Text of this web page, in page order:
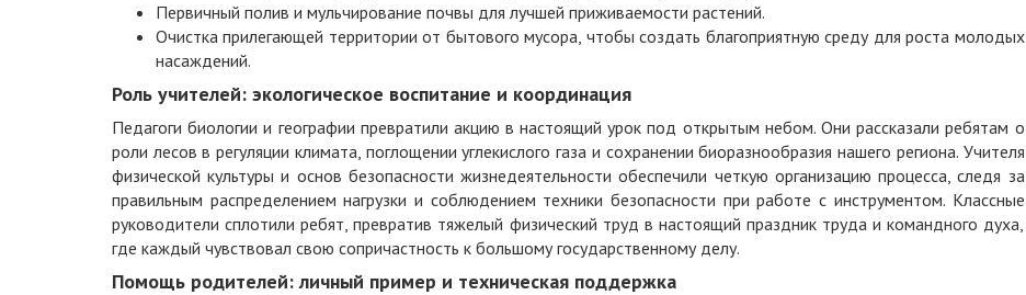
Первичный полив и мульчирование почвы для лучшей приживаемости растений.
Очистка прилегающей территории от бытового мусора, чтобы создать благоприятную среду для роста молодых
насаждений.
Роль учителей: экологическое воспитание и координация
Педагоги биологии и географии превратили акцию в настоящий урок под открытым небом. Они рассказали ребятам о
роли лесов в регуляции климата, поглощении углекислого газа и сохранении биоразнообразия нашего региона. Учителя
физической культуры и основ безопасности жизнедеятельности обеспечили четкую организацию процесса, следя за
правильным распределением нагрузки и соблюдением техники безопасности при работе с инструментом. Классные
руководители сплотили ребят, превратив тяжелый физический труд в настоящий праздник труда и командного духа,
где каждый чувствовал свою сопричастность к большому государственному делу.
Помощь родителей: личный пример и техническая поддержка